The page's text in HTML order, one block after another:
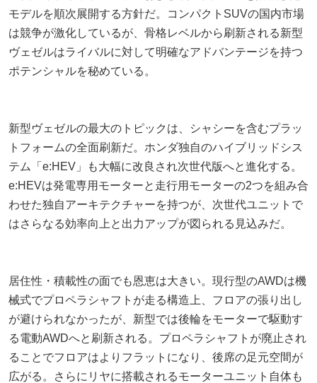
モデルを順次展開する方針だ。コンパクトSUVの国内市場
は競争が激化しているが、骨格レベルから刷新される新型
ヴェゼルはライバルに対して明確なアドバンテージを持つ
ポテンシャルを秘めている。
新型ヴェゼルの最大のトピックは、シャシーを含むプラッ
トフォームの全面刷新だ。ホンダ独自のハイブリッドシス
テム「e:HEV」も大幅に改良され次世代版へと進化する。
e:HEVは発電専用モーターと走行用モーターの2つを組み合
わせた独自アーキテクチャーを持つが、次世代ユニットで
はさらなる効率向上と出力アップが図られる見込みだ。
居住性・積載性の面でも恩恵は大きい。現行型のAWDは機
械式でプロペラシャフトが走る構造上、フロアの張り出し
が避けられなかったが、新型では後輪をモーターで駆動す
る電動AWDへと刷新される。プロペラシャフトが廃止され
ることでフロアはよりフラットになり、後席の足元空間が
広がる。さらにリヤに搭載されるモーターユニット自体も